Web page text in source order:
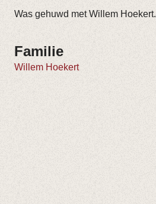
Was gehuwd met Willem Hoekert.
Familie
Willem Hoekert